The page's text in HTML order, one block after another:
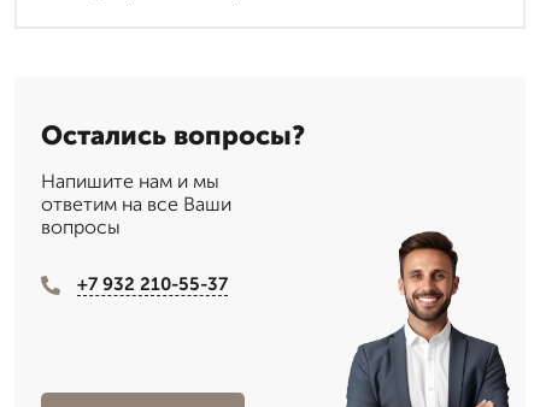
Остались вопросы?
Напишите нам и мы
ответим на все Ваши
вопросы
+7 932 210-55-37